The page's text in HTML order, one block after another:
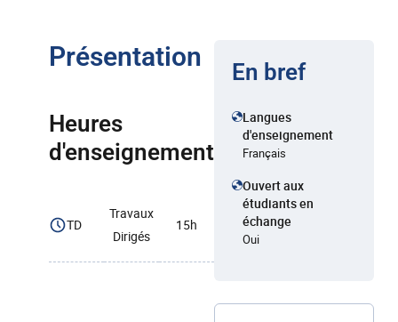
Présentation
Heures
d'enseignement
TD
Travaux
Dirigés
15h
En bref
Langues
d'enseignement
Français
Ouvert aux
étudiants en
échange
Oui